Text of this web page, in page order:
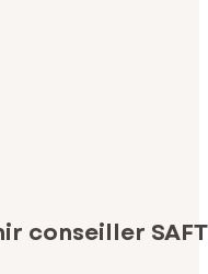
conseiller